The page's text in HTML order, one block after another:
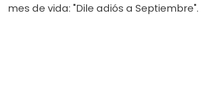
mes de vida: "Dile adiós a Septiembre".